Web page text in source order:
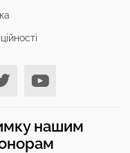
нашим